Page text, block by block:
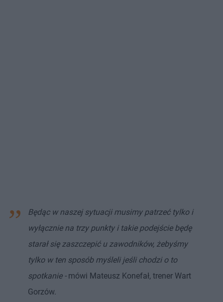
Będąc w naszej sytuacji musimy patrzeć tylko i
wyłącznie na trzy punkty i takie podejście będę
starał się zaszczepić u zawodników, żebyśmy
tylko w ten sposób myśleli jeśli chodzi o to
spotkanie - mówi Mateusz Konefał, trener Wart
Gorzów.